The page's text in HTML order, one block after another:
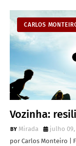
CARLOS
Vozinha:
Mirada
julho 09,
por Carlos Monteiro |